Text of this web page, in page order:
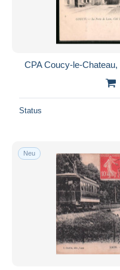
CPA Coucy-le-
Status
Neu